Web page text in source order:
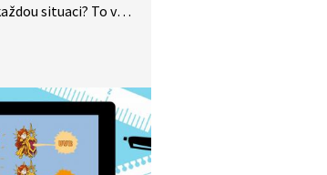
situaci? To vše
v lese, když už se
Hlavně neztrácet
jednoduchými
věděli byste
KPZ?